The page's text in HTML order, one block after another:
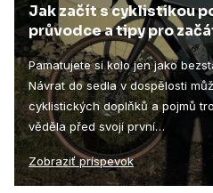
Jak začít s cyklistikou
průvodce a tipy pro
Pamatujete si kolo jen jako
Návrat do sedla v dospělosti
cyklistických doplňků a pojmů
věděla před svojí první…
Zobraziť príspevok